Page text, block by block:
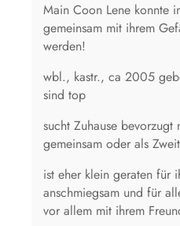
Main Coon Lene konnte
gemeinsam mit ihrem
werden!
wbl., kastr., ca 2005
sind top
sucht Zuhause
gemeinsam oder als
ist eher klein geraten für
anschmiegsam und für
vor allem mit ihrem